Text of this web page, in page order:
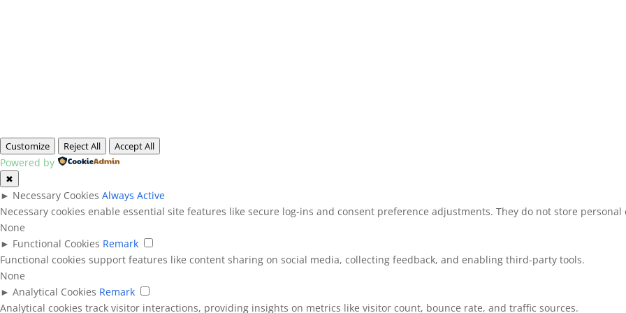
Customize Reject All Accept All
Powered by
✖
► Necessary Cookies Always Active
Necessary cookies enable essential site features like secure log-ins and consent preference adjustments. They do not store personal
None
► Functional Cookies Remark
Functional cookies support features like content sharing on social media, collecting feedback, and enabling third-party tools.
None
► Analytical Cookies Remark
Analytical cookies track visitor interactions, providing insights on metrics like visitor count, bounce rate, and traffic sources.